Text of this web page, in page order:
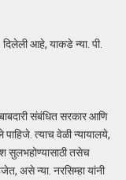
आहे, याकडे न्या. पी.
संबंधित सरकार आणि
त्याच वेळी न्यायालये,
सुलभहोण्यासाठी तसेच
असे न्या. नरसिम्हा यांनी